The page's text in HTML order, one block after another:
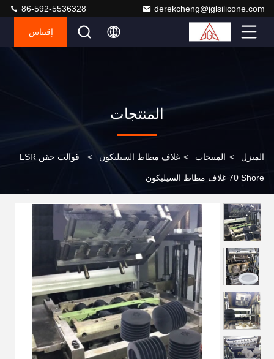
derekcheng@jglsilicone.com
86-592-5536328
إقتباس
المنتجات
المنزل > المنتجات > غلاف مطاط السيليكون > قوالب حقن LSR
70 Shore غلاف مطاط السيليكون